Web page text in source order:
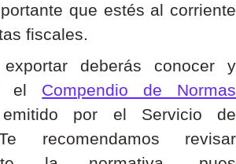
que estés al corriente
fiscales.
deberás conocer y
el Compendio de Normas
por el Servicio de
recomendamos revisar